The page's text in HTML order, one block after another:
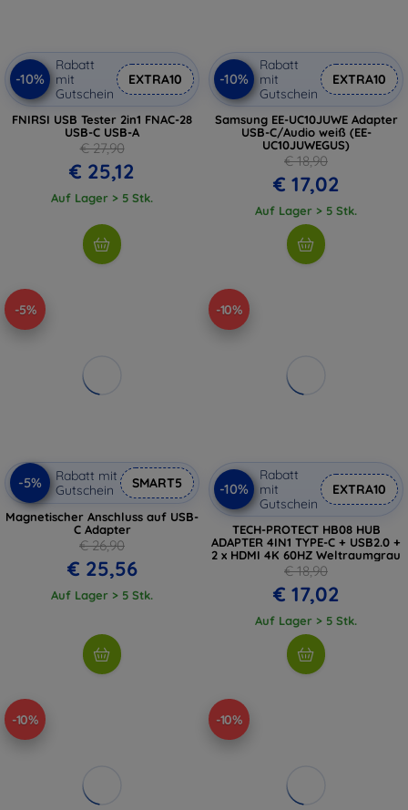
-10%
Rabatt
mit
Gutschein
EXTRA10
FNIRSI USB Tester 2in1 FNAC-28
USB-C USB-A
€ 27,90
€ 25,12
Auf Lager > 5 Stk.
-10%
Rabatt
mit
Gutschein
EXTRA10
Samsung EE-UC10JUWE Adapter
USB-C/Audio weiß (EE-
UC10JUWEGUS)
€ 18,90
€ 17,02
Auf Lager > 5 Stk.
-5%
-5%
Rabatt mit
Gutschein
SMART5
Magnetischer Anschluss auf USB-
C Adapter
€ 26,90
€ 25,56
Auf Lager > 5 Stk.
-10%
-10%
Rabatt
mit
Gutschein
EXTRA10
TECH-PROTECT HB08 HUB
ADAPTER 4IN1 TYPE-C + USB2.0 +
2 x HDMI 4K 60HZ Weltraumgrau
€ 18,90
€ 17,02
Auf Lager > 5 Stk.
-10% -10%